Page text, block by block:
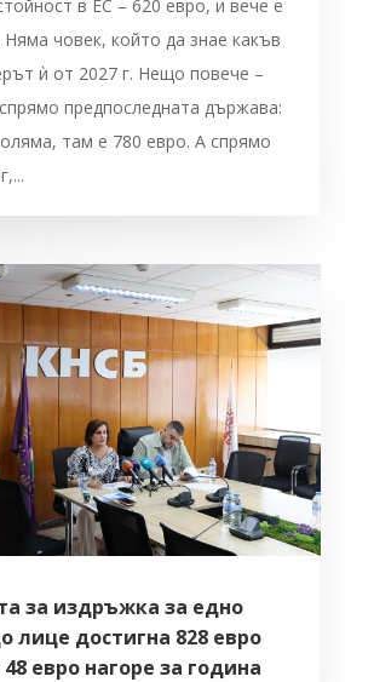
в ЕС – 620 евро, и вече е
Няма човек, който да знае какъв
ѝ от 2027 г. Нещо повече –
предпоследната държава:
там е 780 евро. А спрямо
за издръжка за едно
лице достигна 828 евро
48 евро нагоре за година